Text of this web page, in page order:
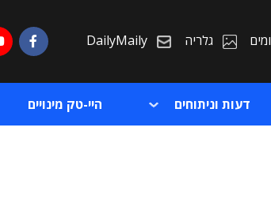
גלריה DailyMaily
דעות וניתוחים היי-טק מינויים